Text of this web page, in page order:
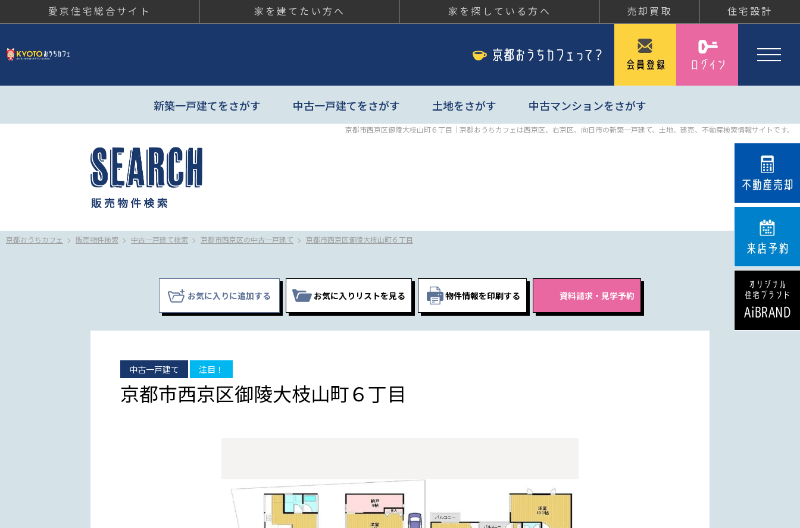
愛京住宅総合サイト 家を建てたい方へ 家を探している方へ 売却買取 住宅設計
新築一戸建てをさがす 中古一戸建てをさがす 土地をさがす 中古マンションをさがす
京都市西京区御陵大枝山町６丁目｜京都おうちカフェは西京区、右京区、向日市の新築一戸建て、土地、建売、不動産検索情報サイトです。
京都おうちカフェ 販売物件検索 中古一戸建て検索 京都市西京区の中古一戸建て 京都市西京区御陵大枝山町６丁目
お気に入りに追加する お気に入りリストを見る 物件情報を印刷する
中古一戸建て 注目！
京都市西京区御陵大枝山町６丁目